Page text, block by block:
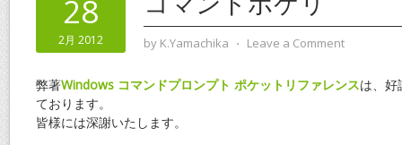
28
2月 2012 by K.Yamachika ⋅ Leave a Comment
弊著Windows コマンドプロンプト ポケットリファレンスは、好
ております。
皆様には深謝いたします。